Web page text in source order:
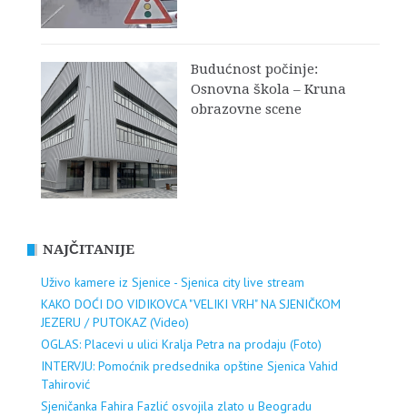
Budućnost počinje:
Osnovna škola – Kruna
obrazovne scene
NAJČITANIJE
Uživo kamere iz Sjenice - Sjenica city live stream
KAKO DOĆI DO VIDIKOVCA "VELIKI VRH" NA SJENIČKOM
JEZERU / PUTOKAZ (Video)
OGLAS: Placevi u ulici Kralja Petra na prodaju (Foto)
INTERVJU: Pomoćnik predsednika opštine Sjenica Vahid
Tahirović
Sjeničanka Fahira Fazlić osvojila zlato u Beogradu